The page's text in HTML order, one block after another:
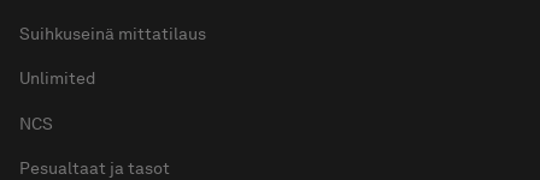
Suihkuseinä mittatilaus
Unlimited
NCS
Pesualtaat ja tasot